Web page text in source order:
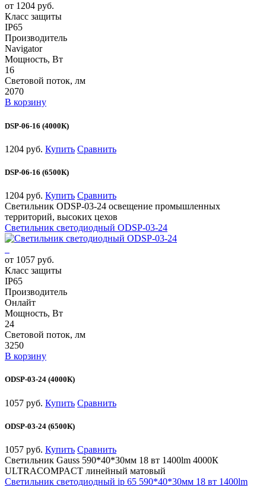
от 1204 руб.
Класс защиты
IP65
Производитель
Navigator
Мощность, Вт
16
Световой поток, лм
2070
В корзину
DSP-06-16 (4000К)
1204 руб. Купить Сравнить
DSP-06-16 (6500К)
1204 руб. Купить Сравнить
Светильник ODSP-03-24 освещение промышленных
территорий, высоких цехов
Светильник светодиодный ODSP-03-24
от 1057 руб.
Класс защиты
IP65
Производитель
Онлайт
Мощность, Вт
24
Световой поток, лм
3250
В корзину
ODSP-03-24 (4000К)
1057 руб. Купить Сравнить
ODSP-03-24 (6500К)
1057 руб. Купить Сравнить
Светильник Gauss 590*40*30мм 18 вт 1400lm 4000К
ULTRACOMPACT линейный матовый
Светильник светодиодный ip 65 590*40*30мм 18 вт 1400lm